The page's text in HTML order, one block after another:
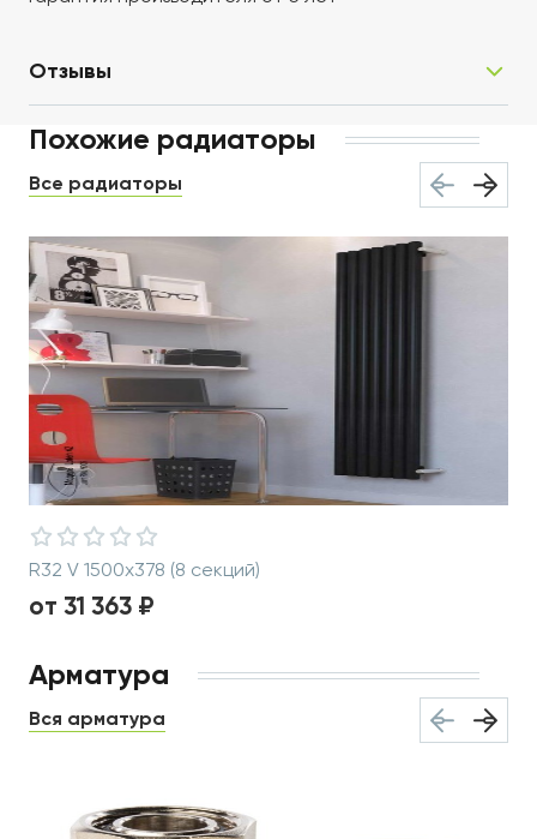
Отзывы
Похожие радиаторы
Все радиаторы
R32 V 1500x378 (8 секций)
от 31 363 ₽
Арматура
Вся арматура